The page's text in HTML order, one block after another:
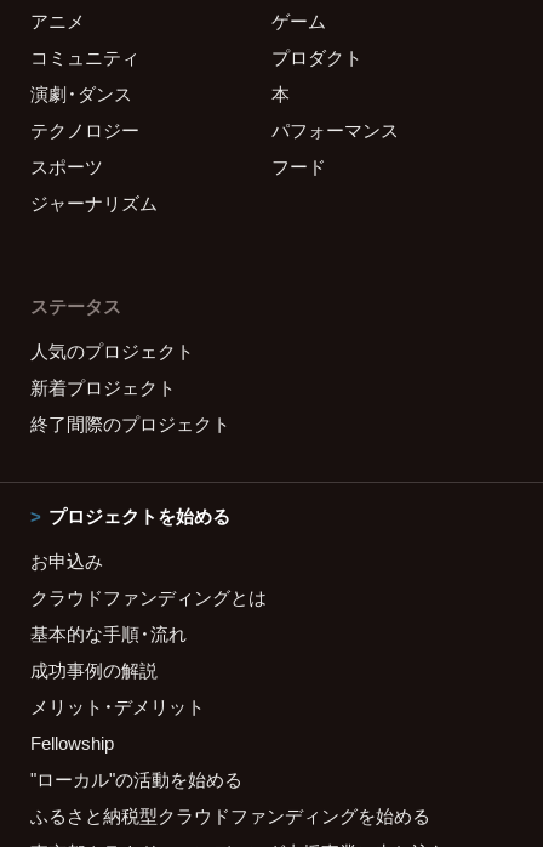
アニメ
ゲーム
コミュニティ
プロダクト
演劇・ダンス
本
テクノロジー
パフォーマンス
スポーツ
フード
ジャーナリズム
ステータス
人気のプロジェクト
新着プロジェクト
終了間際のプロジェクト
プロジェクトを始める
お申込み
クラウドファンディングとは
基本的な手順・流れ
成功事例の解説
メリット・デメリット
Fellowship
"ローカル"の活動を始める
ふるさと納税型クラウドファンディングを始める